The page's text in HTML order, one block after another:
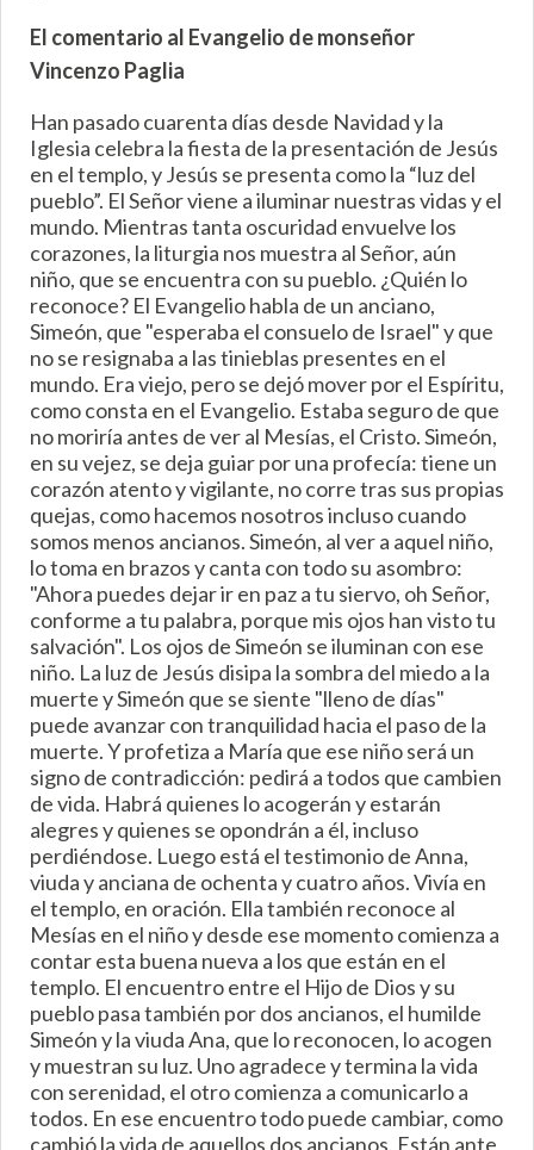
El comentario al Evangelio de monseñor
Vincenzo Paglia
Han pasado cuarenta días desde Navidad y la
Iglesia celebra la fiesta de la presentación de Jesús
en el templo, y Jesús se presenta como la “luz del
pueblo”. El Señor viene a iluminar nuestras vidas y el
mundo. Mientras tanta oscuridad envuelve los
corazones, la liturgia nos muestra al Señor, aún
niño, que se encuentra con su pueblo. ¿Quién lo
reconoce? El Evangelio habla de un anciano,
Simeón, que "esperaba el consuelo de Israel" y que
no se resignaba a las tinieblas presentes en el
mundo. Era viejo, pero se dejó mover por el Espíritu,
como consta en el Evangelio. Estaba seguro de que
no moriría antes de ver al Mesías, el Cristo. Simeón,
en su vejez, se deja guiar por una profecía: tiene un
corazón atento y vigilante, no corre tras sus propias
quejas, como hacemos nosotros incluso cuando
somos menos ancianos. Simeón, al ver a aquel niño,
lo toma en brazos y canta con todo su asombro:
"Ahora puedes dejar ir en paz a tu siervo, oh Señor,
conforme a tu palabra, porque mis ojos han visto tu
salvación". Los ojos de Simeón se iluminan con ese
niño. La luz de Jesús disipa la sombra del miedo a la
muerte y Simeón que se siente "lleno de días"
puede avanzar con tranquilidad hacia el paso de la
muerte. Y profetiza a María que ese niño será un
signo de contradicción: pedirá a todos que cambien
de vida. Habrá quienes lo acogerán y estarán
alegres y quienes se opondrán a él, incluso
perdiéndose. Luego está el testimonio de Anna,
viuda y anciana de ochenta y cuatro años. Vivía en
el templo, en oración. Ella también reconoce al
Mesías en el niño y desde ese momento comienza a
contar esta buena nueva a los que están en el
templo. El encuentro entre el Hijo de Dios y su
pueblo pasa también por dos ancianos, el humilde
Simeón y la viuda Ana, que lo reconocen, lo acogen
y muestran su luz. Uno agradece y termina la vida
con serenidad, el otro comienza a comunicarlo a
todos. En ese encuentro todo puede cambiar, como
cambió la vida de aquellos dos ancianos. Están ante